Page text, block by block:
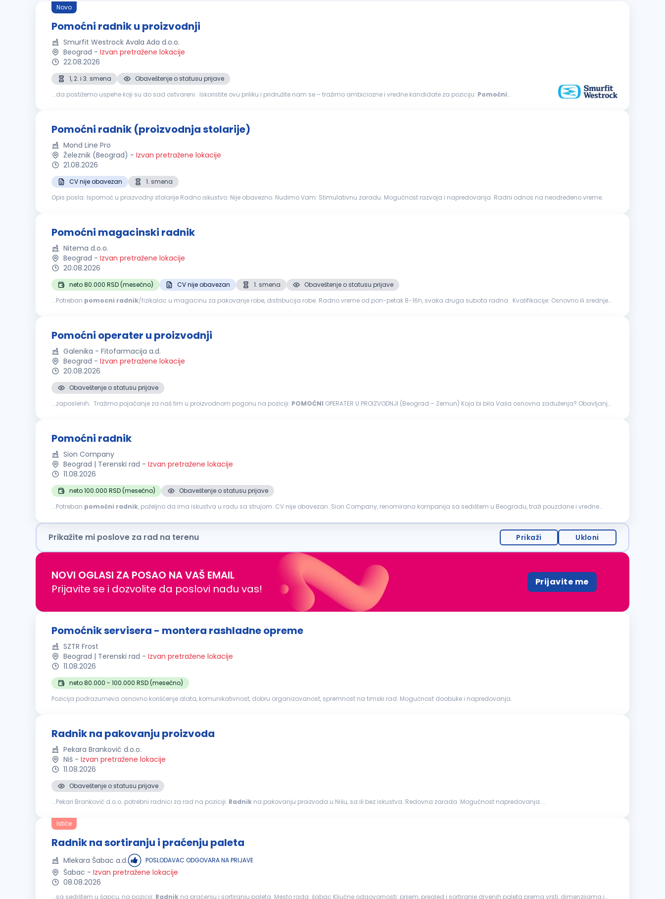
Novo
Pomoćni radnik u proizvodnji
Smurfit Westrock Avala Ada d.o.o.
Beograd - Izvan pretražene lokacije
22.08.2026
1, 2. i 3. smena
Obaveštenje o statusu prijave
...da postižemo uspehe koji su do sad ostvareni. Iskoristite ovu priliku i pridružite nam se – tražimo ambiciozne i vredne kandidate za poziciju: Pomoćni
Pomoćni radnik (proizvodnja stolarije)
Mond Line Pro
Železnik (Beograd) - Izvan pretražene lokacije
21.08.2026
CV nije obavezan
1. smena
Opis posla: Ispomoć u proizvodnji stolarije Radno iskustvo: Nije obavezno. Nudimo Vam: Stimulativnu zaradu. Mogućnost razvoja i napredovanja. Radni odnos na neodređeno vreme.
Pomoćni magacinski radnik
Nitema d.o.o.
Beograd - Izvan pretražene lokacije
20.08.2026
neto 80.000 RSD (mesečno) CV nije obavezan 1. smena
Obaveštenje o statusu prijave
...Potreban pomocni radnik/fizikalac u magacinu za pakovanje robe, distribucija robe. Radno vreme od pon-petak 8-16h, svaka druga subota radna. Kvalifikacije: Osnovno ili srednje
Pomoćni operater u proizvodnji
Galenika - Fitofarmacija a.d.
Beograd - Izvan pretražene lokacije
20.08.2026
Obaveštenje o statusu prijave
...zaposlenih. Tražimo pojačanje za naš tim u proizvodnom pogonu na poziciji: POMOĆNI OPERATER U PROIZVODNJI (Beograd – Zemun) Koja bi bila Vaša osnovna zaduženja? Obavljanje
Pomoćni radnik
Sion Company
Beograd | Terenski rad - Izvan pretražene lokacije
11.08.2026
neto 100.000 RSD (mesečno)
Obaveštenje o statusu prijave
...Potreban pomoćni radnik, poželjno da ima iskustva u radu sa strujom. CV nije obavezan. Sion Company, renomirana kompanija sa sedištem u Beogradu, traži pouzdane i vredne
Prikažite mi poslove za rad na terenu Prikaži Ukloni
NOVI OGLASI ZA POSAO NA VAŠ EMAIL
Prijavite se i dozvolite da poslovi nađu vas!
Prijavite me
Pomoćnik servisera - montera rashladne opreme
SZTR Frost
Beograd | Terenski rad - Izvan pretražene lokacije
11.08.2026
neto 80.000 - 100.000 RSD (mesečno)
Pozicija podrazumeva osnovno korišćenje alata, komunikativnost, dobru organizovanost, spremnost na timski rad. Mogućnost doobuke i napredovanja.
Radnik na pakovanju proizvoda
Pekara Branković d.o.o.
Niš - Izvan pretražene lokacije
11.08.2026
Obaveštenje o statusu prijave
...Pekari Branković d.o.o. potrebni radnici za rad na poziciji: Radnik na pakovanju proizvoda u Nišu, sa ili bez iskustva. Redovna zarada. Mogućnost napredovanja....
Ističe
Radnik na sortiranju i praćenju paleta
Mlekara Šabac a.d. POSLODAVAC ODGOVARA NA PRIJAVE
Šabac - Izvan pretražene lokacije
08.08.2026
...sa sedištem u šapcu, na poziciji: Radnik na praćenju i sortiranju paleta Mesto rada: šabac Ključne odgovornosti: prijem, pregled i sortiranje drvenih paleta prema vrsti, dimenzijama i